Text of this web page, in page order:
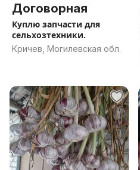
Договорная
Куплю запчасти для
сельхозтехники.
Кричев, Могилевская обл.